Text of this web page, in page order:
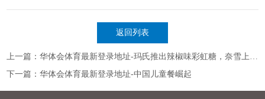
返回列表
上一篇：华体会体育最新登录地址-玛氏推出辣椒味彩虹糖，奈雪上新山姆限定莲雾芦荟果汁茶... | 一周热闻
下一篇：华体会体育最新登录地址-中国儿童餐崛起